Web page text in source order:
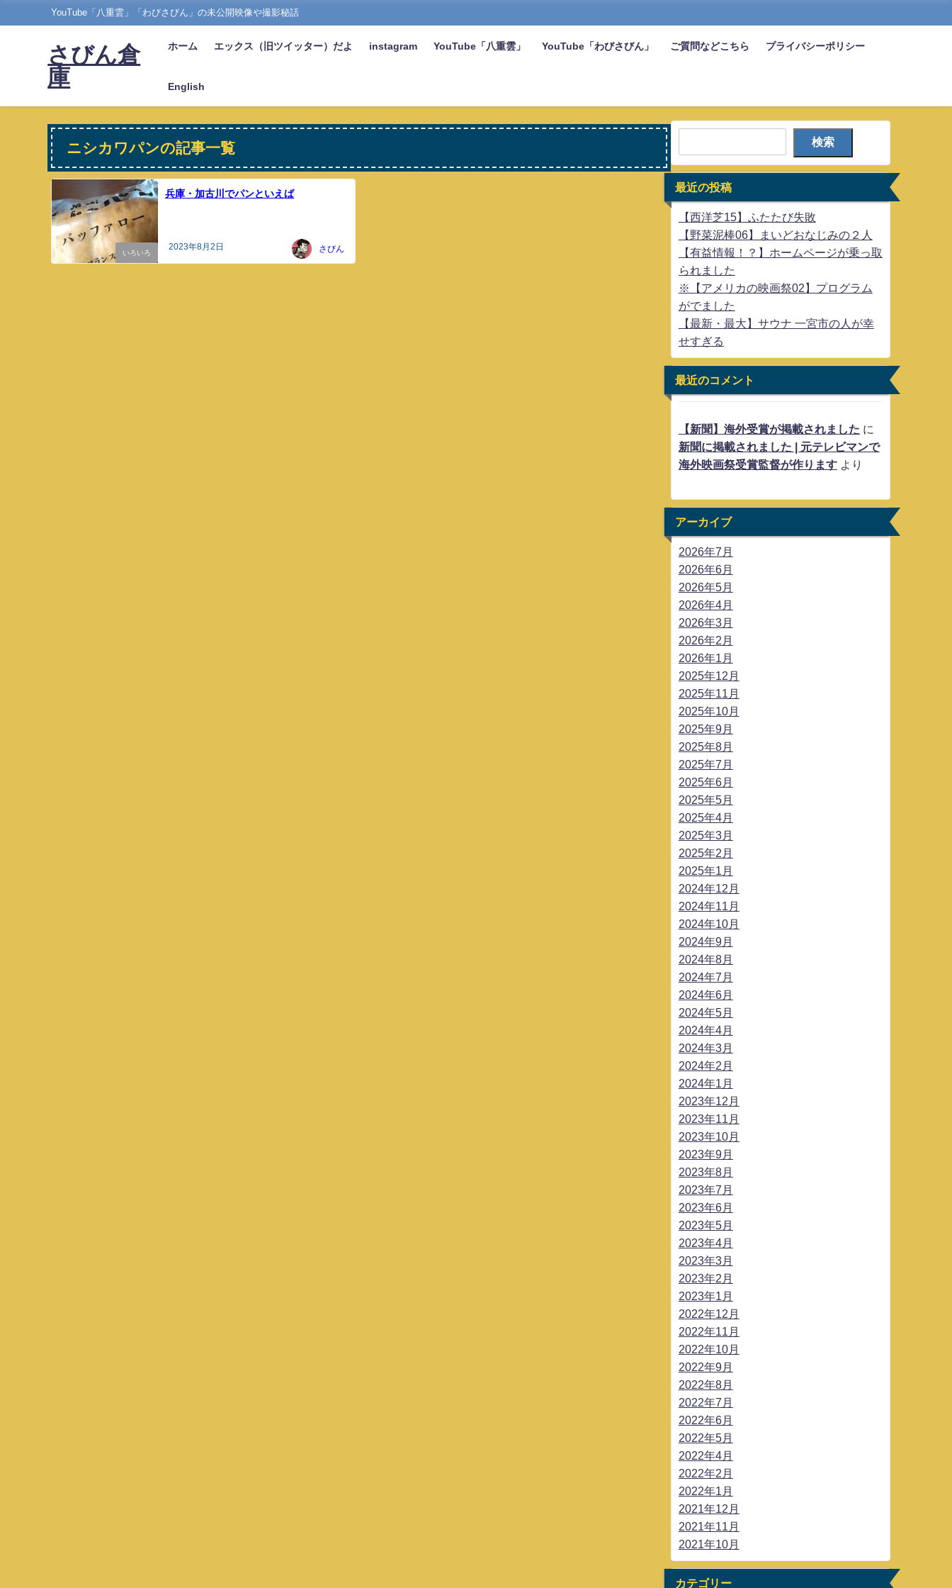
YouTube「八重雲」「わびさびん」の未公開映像や撮影秘話
さびん倉
庫
ホーム エックス（旧ツイッター）だよ instagram YouTube「八重雲」 YouTube「わびさびん」 ご質問などこちら プライバシーポリシー
English
ニシカワパンの記事一覧
いろいろ
兵庫・加古川でパンといえば
2023年8月2日 さびん
検索
最近の投稿
【西洋芝15】ふたたび失敗
【野菜泥棒06】まいどおなじみの２人
【有益情報！？】ホームページが乗っ取
られました
※【アメリカの映画祭02】プログラム
がでました
【最新・最大】サウナ 一宮市の人が幸
せすぎる
最近のコメント
【新聞】海外受賞が掲載されました に
新聞に掲載されました | 元テレビマンで
海外映画祭受賞監督が作りますより
アーカイブ
2026年7月
2026年6月
2026年5月
2026年4月
2026年3月
2026年2月
2026年1月
2025年12月
2025年11月
2025年10月
2025年9月
2025年8月
2025年7月
2025年6月
2025年5月
2025年4月
2025年3月
2025年2月
2025年1月
2024年12月
2024年11月
2024年10月
2024年9月
2024年8月
2024年7月
2024年6月
2024年5月
2024年4月
2024年3月
2024年2月
2024年1月
2023年12月
2023年11月
2023年10月
2023年9月
2023年8月
2023年7月
2023年6月
2023年5月
2023年4月
2023年3月
2023年2月
2023年1月
2022年12月
2022年11月
2022年10月
2022年9月
2022年8月
2022年7月
2022年6月
2022年5月
2022年4月
2022年2月
2022年1月
2021年12月
2021年11月
2021年10月
カテゴリー